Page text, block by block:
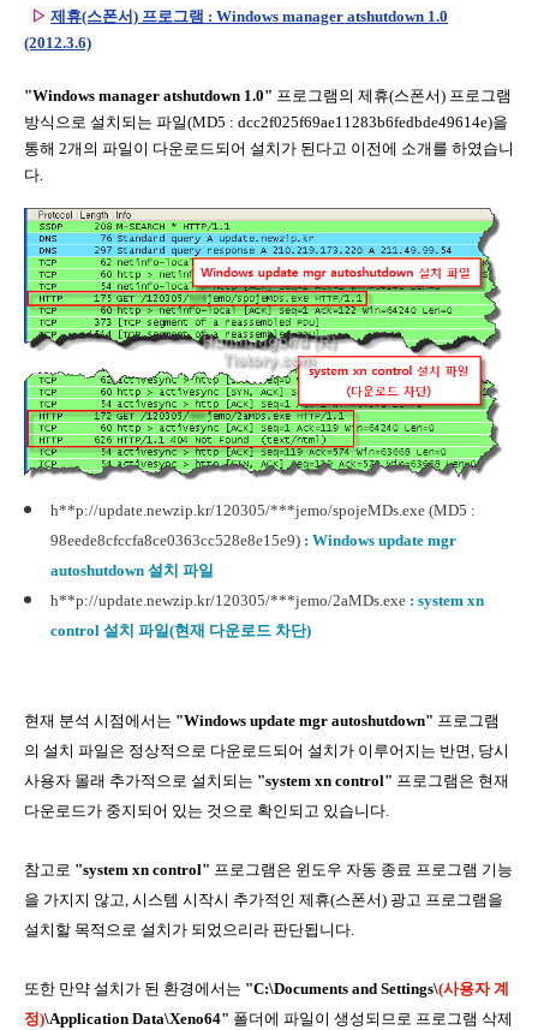
▷ 제휴(스폰서) 프로그램 : Windows manager atshutdown 1.0
(2012.3.6)
"Windows manager atshutdown 1.0" 프로그램의 제휴(스폰서) 프로그램
방식으로 설치되는 파일(MD5 : dcc2f025f69ae11283b6fedbde49614e)을
통해 2개의 파일이 다운로드되어 설치가 된다고 이전에 소개를 하였습니
다.
h**p://update.newzip.kr/120305/***jemo/spojeMDs.exe (MD5 :
98eede8cfccfa8ce0363cc528e8e15e9) : Windows update mgr
autoshutdown 설치 파일
h**p://update.newzip.kr/120305/***jemo/2aMDs.exe : system xn
control 설치 파일(현재 다운로드 차단)
현재 분석 시점에서는 "Windows update mgr autoshutdown" 프로그램
의 설치 파일은 정상적으로 다운로드되어 설치가 이루어지는 반면, 당시
사용자 몰래 추가적으로 설치되는 "system xn control" 프로그램은 현재
다운로드가 중지되어 있는 것으로 확인되고 있습니다.
참고로 "system xn control" 프로그램은 윈도우 자동 종료 프로그램 기능
을 가지지 않고, 시스템 시작시 추가적인 제휴(스폰서) 광고 프로그램을
설치할 목적으로 설치가 되었으리라 판단됩니다.
또한 만약 설치가 된 환경에서는 "C:\Documents and Settings\(사용자 계
정)\Application Data\Xeno64" 폴더에 파일이 생성되므로 프로그램 삭제